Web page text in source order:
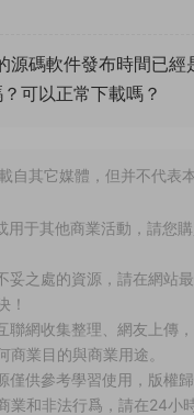
源碼軟件發布時間已經
可以正常下載嗎？
自其它媒體，但并不代表
用于其他商業活動，請您
妥之處的資源，請在網站
！
聯網收集整理、網友上傳
商業目的與商業用途。
僅供參考學習使用，版權
業和非法行爲，請在24小